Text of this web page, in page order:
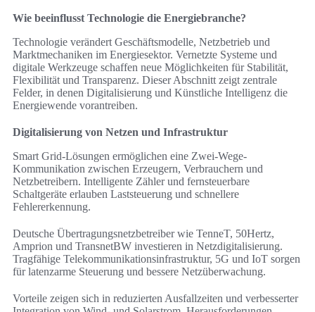
Wie beeinflusst Technologie die Energiebranche?
Technologie verändert Geschäftsmodelle, Netzbetrieb und
Marktmechaniken im Energiesektor. Vernetzte Systeme und
digitale Werkzeuge schaffen neue Möglichkeiten für Stabilität,
Flexibilität und Transparenz. Dieser Abschnitt zeigt zentrale
Felder, in denen Digitalisierung und Künstliche Intelligenz die
Energiewende vorantreiben.
Digitalisierung von Netzen und Infrastruktur
Smart Grid-Lösungen ermöglichen eine Zwei-Wege-
Kommunikation zwischen Erzeugern, Verbrauchern und
Netzbetreibern. Intelligente Zähler und fernsteuerbare
Schaltgeräte erlauben Laststeuerung und schnellere
Fehlererkennung.
Deutsche Übertragungsnetzbetreiber wie TenneT, 50Hertz,
Amprion und TransnetBW investieren in Netzdigitalisierung.
Tragfähige Telekommunikationsinfrastruktur, 5G und IoT sorgen
für latenzarme Steuerung und bessere Netzüberwachung.
Vorteile zeigen sich in reduzierten Ausfallzeiten und verbesserter